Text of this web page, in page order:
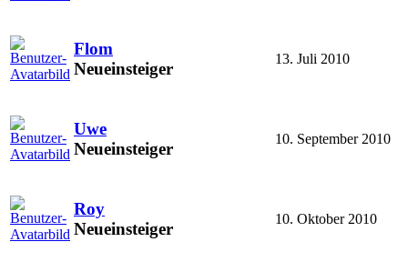
Flom
Neueinsteiger
13. Juli 2010
Uwe
Neueinsteiger
10. September 2010
Roy
Neueinsteiger
10. Oktober 2010